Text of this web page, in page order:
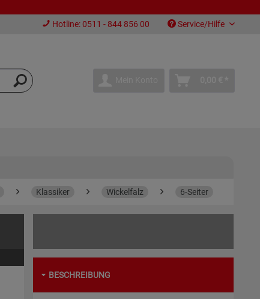
Hotline: 0511 - 844 856 00 Service/Hilfe
Klassiker Wickelfalz 6-Seiter
BESCHREIBUNG